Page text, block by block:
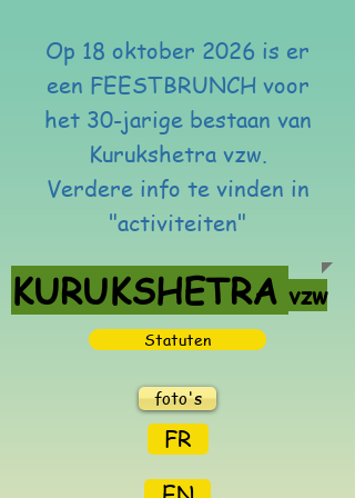
Op 18 oktober 2026 is er
een FEESTBRUNCH voor
het 30-jarige bestaan van
Kurukshetra vzw.
Verdere info te vinden in
"activiteiten"
KURUKSHETRA vzw
Statuten
foto's
FR